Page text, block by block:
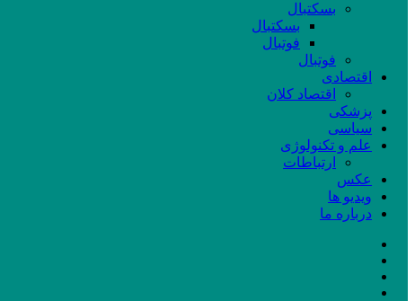
بسکتبال
بسکتبال
فوتبال
فوتبال
اقتصادی
اقتصاد کلان
پزشکی
سیاسی
علم و تکنولوژی
ارتباطات
عکس
ویدیو ها
درباره ما